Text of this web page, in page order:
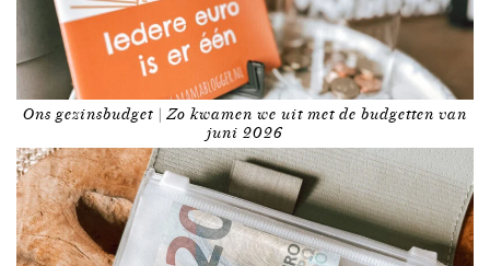
Ons gezinsbudget | Zo kwamen we uit met de budgetten van
juni 2026